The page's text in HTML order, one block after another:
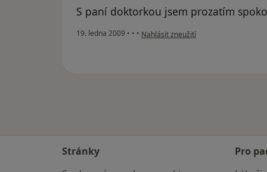
S paní doktorkou jsem prozatím
19. ledna 2009 • • • podle názoru uživatele Pacient
Nahlásit zneužití
Stránky
Pro